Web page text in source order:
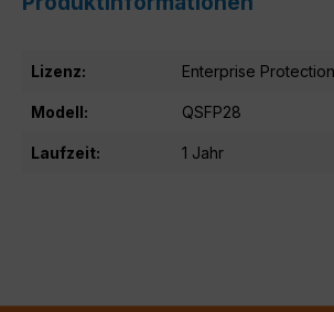
Lizenz: Enterprise Protection
Modell: QSFP28
Laufzeit: 1 Jahr